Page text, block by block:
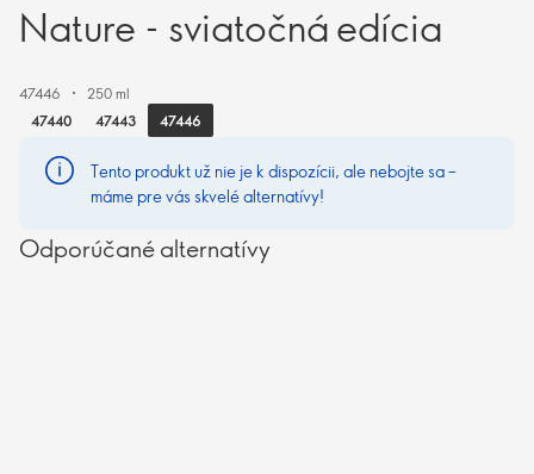
Nature - sviatočná edícia
47446
250 ml
47440
47443 47446
Tento produkt už nie je k dispozícii, ale nebojte sa –
máme pre vás skvelé alternatívy!
Odporúčané alternatívy